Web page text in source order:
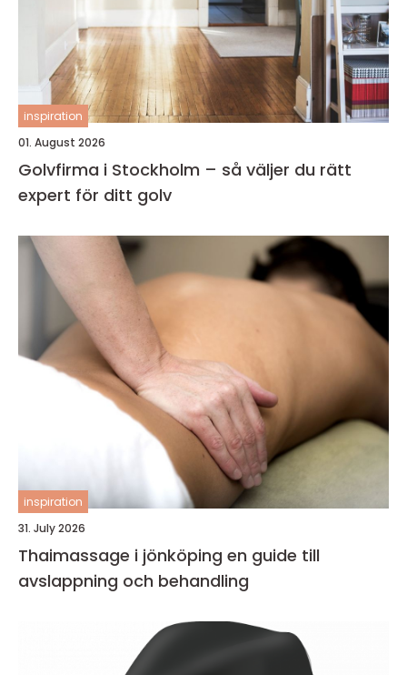
inspiration
01. August 2026
Golvfirma i Stockholm – så väljer du rätt
expert för ditt golv
inspiration
31. July 2026
Thaimassage i jönköping en guide till
avslappning och behandling